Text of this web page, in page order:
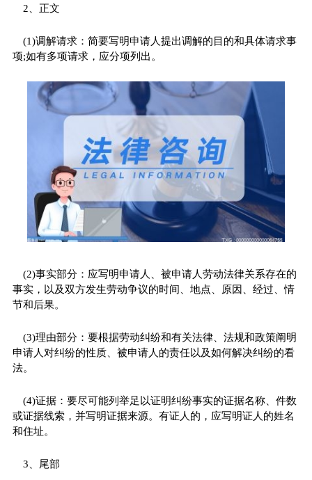
2、正文
(1)调解请求：简要写明申请人提出调解的目的和具体请求事
项;如有多项请求，应分项列出。
(2)事实部分：应写明申请人、被申请人劳动法律关系存在的
事实，以及双方发生劳动争议的时间、地点、原因、经过、情
节和后果。
(3)理由部分：要根据劳动纠纷和有关法律、法规和政策阐明
申请人对纠纷的性质、被申请人的责任以及如何解决纠纷的看
法。
(4)证据：要尽可能列举足以证明纠纷事实的证据名称、件数
或证据线索，并写明证据来源。有证人的，应写明证人的姓名
和住址。
3、尾部